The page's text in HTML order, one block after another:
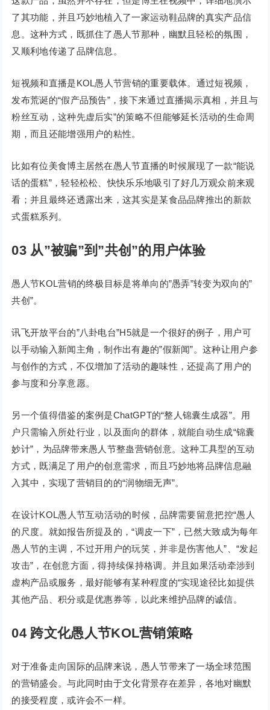
了其功能，并且巧妙地植入了一家运动鞋品牌的真实产品信
息。这种方式，既抓住了愚人节那种，幽默且轻松的氛围，
又顺利地传递了品牌信息。
短视频和直播是KOL愚人节营销的重要载体。通过短视频，
发布荒诞的“假产品预告”，接下来通过直播揭示真相，并且与
粉丝互动，这种先虚后实”的策略不但能够延长活动的生命周
期，而且还能增强用户的粘性。
比如有位美食博主居然在愚人节直播的时候展现了一款“能说
话的蛋糕”，轻轻松松、快快乐乐地吸引了好几万观众前来观
看；并且最终还透露出来，这其实是某食品品牌推出的新款
式蛋糕系列。
03 从”被骗”到”共创”的用户体验
愚人节KOL营销的终极目标是将单向的”愚弄”转变为双向的”
共创”。
讯飞开放平台的”八卦电台”H5就是一个很好的例子，用户可
以手动输入新闻主角，制作出有趣的”假新闻”。这种让用户参
与创作的方式，不仅增加了活动的趣味性，还提高了用户的
参与度和分享意愿。
另一个值得借鉴的案例是ChatGPT的“整人锦囊生成器”。用
户只需输入所处行业，以及面向的群体，就能自动生成“锦囊
妙计”，为品牌带来愚人节整蛊营销创意。这种工具型的互动
方式，既满足了用户的创意需求，而且巧妙地将品牌信息融
入其中，实现了营销目的的“润物细无声”。
在设计KOL愚人节互动活动的时候，品牌需要留意把控“愚人
的尺度。就如报告所提及的，“调皮一下”，已然大致成为每年
愚人节的主调，不过开用户的玩笑，并非是伤害他人”、“发起
攻击”，在创意方面，得持续保持格调。并且如果活动牵涉到
虚构产品或服务，最好能够有某种程度的“实现途径比如提供
其他产品、积分或是优惠券等，以此来维护品牌的诚信。
04 跨文化愚人节KOL营销策略
对于准备走向国际的品牌来说，愚人节带来了一场全球范围
的营销盛会。与此同时由于文化背景存在差异，各地对幽默
的接受程度，或许会不一样。